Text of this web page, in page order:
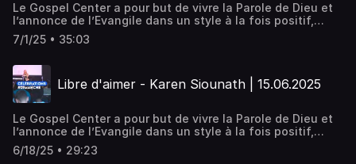
puissance.
Le Gospel Center a pour but de vivre la Parole de Dieu et
l’annonce de l’Evangile dans un style à la fois positif,
pratique et puissant. Positif, en encourageant un style de
vie chrétien qui motive, construit et développe les dons
activités qui rejoignent la vie de tous les jours. Puissant,
en vivant la dimension de la guérison et du miraculeux.
Nous sommes une église désirant vivre la présence
puissance.
7/1/25 • 35:03
Libre d'aimer - Karen Siounath | 15.06.2025
Le Gospel Center a pour but de vivre la Parole de Dieu et
l’annonce de l’Evangile dans un style à la fois positif,
pratique et puissant. Positif, en encourageant un style de
vie chrétien qui motive, construit et développe les dons
6/18/25 • 29:23